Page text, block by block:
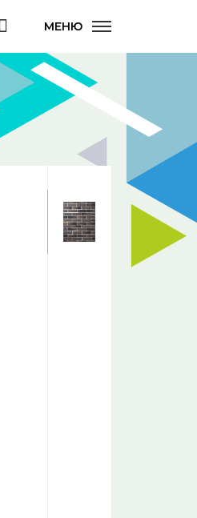
МЕНЮ